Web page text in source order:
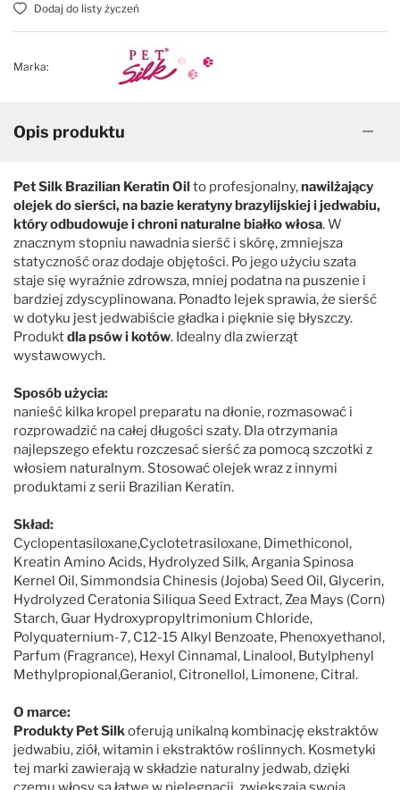
Dodaj do listy życzeń
Marka:
Opis produktu
Pet Silk Brazilian Keratin Oilto profesjonalny,nawilżający
olejek do sierści, na bazie keratyny brazylijskiej i jedwabiu,
który odbudowuje i chroni naturalne białko włosa. W
znacznym stopniu nawadnia sierść i skórę, zmniejsza
statyczność oraz dodaje objętości. Po jego użyciu szata
staje się wyraźnie zdrowsza, mniej podatna na puszenie i
bardziej zdyscyplinowana. Ponadto lejek sprawia, że sierść
w dotyku jest jedwabiście gładka i pięknie się błyszczy.
Produktdla psów i kotów. Idealny dla zwierząt
wystawowych.
Sposób użycia:
nanieść kilka kropel preparatu na dłonie, rozmasować i
rozprowadzić na całej długości szaty. Dla otrzymania
najlepszego efektu rozczesać sierść za pomocą szczotki z
włosiem naturalnym. Stosować olejek wraz z innymi
produktami z serii Brazilian Keratin.
Skład:
Cyclopentasiloxane,Cyclotetrasiloxane, Dimethiconol,
Kreatin Amino Acids, Hydrolyzed Silk, Argania Spinosa
Kernel Oil, Simmondsia Chinesis (Jojoba) Seed Oil, Glycerin,
Hydrolyzed Ceratonia Siliqua Seed Extract, Zea Mays (Corn)
Starch, Guar Hydroxypropyltrimonium Chloride,
Polyquaternium-7, C12-15 Alkyl Benzoate, Phenoxyethanol,
Parfum (Fragrance), Hexyl Cinnamal, Linalool, Butylphenyl
Methylpropional,Geraniol, Citronellol, Limonene, Citral.
O marce:
Produkty Pet Silkoferują unikalną kombinację ekstraktów
jedwabiu, ziół, witamin i ekstraktów roślinnych. Kosmetyki
tej marki zawierają w składzie naturalny jedwab, dzięki